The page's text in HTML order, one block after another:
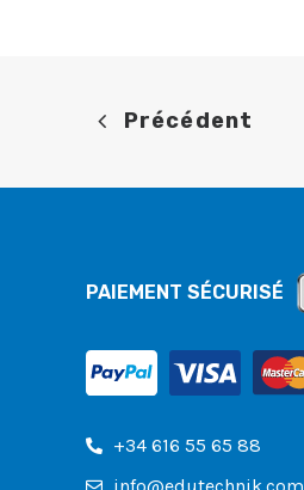
Précédent
PAIEMENT SÉCURISÉ
+34 616 55 65 88